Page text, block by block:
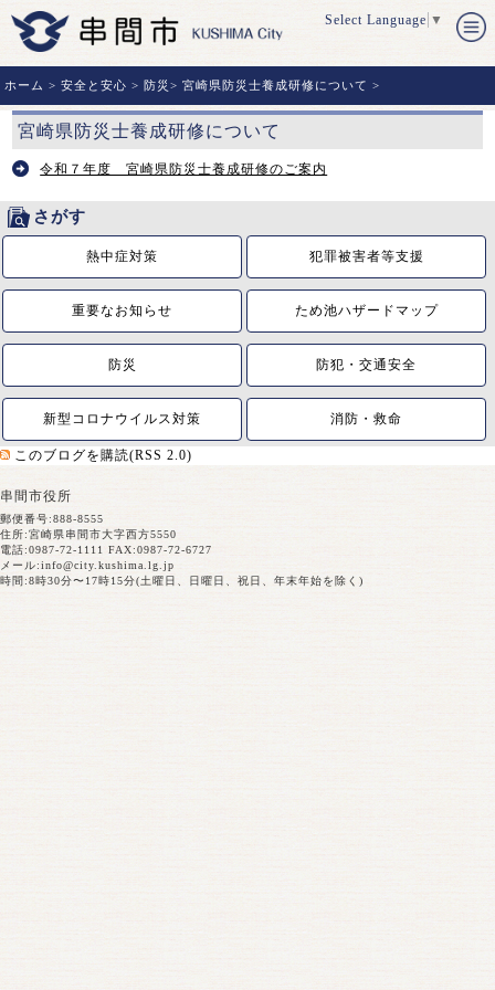
Select Language ▼
ホーム >安全と安心 >防災>宮崎県防災士養成研修について >
宮崎県防災士養成研修について
令和７年度 宮崎県防災士養成研修のご案内
さがす
熱中症対策 犯罪被害者等支援
重要なお知らせ ため池ハザードマップ
防災 防犯・交通安全
新型コロナウイルス対策 消防・救命
このブログを購読(RSS 2.0)
串間市役所
郵便番号:888-8555
住所:宮崎県串間市大字西方5550
電話:0987-72-1111 FAX:0987-72-6727
メール:info@city.kushima.lg.jp
時間:8時30分〜17時15分(土曜日、日曜日、祝日、年末年始を除く)